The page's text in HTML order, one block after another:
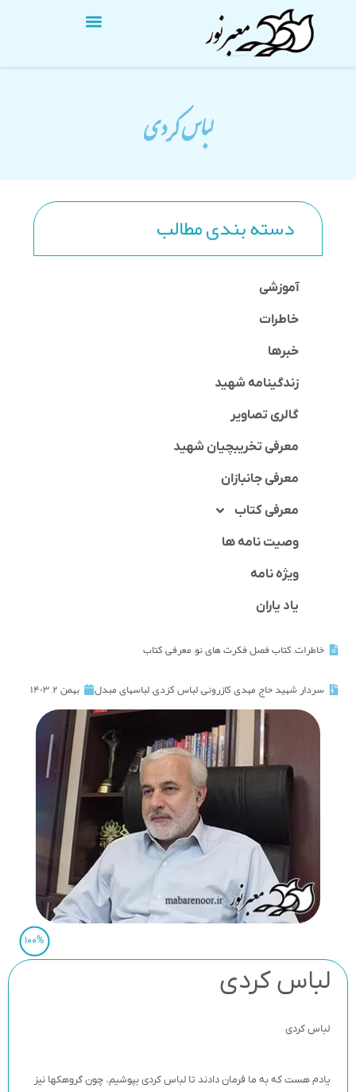
لباس کردی
دسته بندی مطالب
آموزشی
خاطرات
خبرها
زندگینامه شهید
گالری تصاویر
معرفی تخریبچیان شهید
معرفی جانبازان
معرفی کتاب
وصیت نامه ها
ویژه نامه
یاد یاران
خاطرات,کتاب فصل فکرت های نو,معرفی کتاب
سردار شهید حاج مهدی کازرونی,لباس کزدی,لباسهای مبدل بهمن ۲, ۱۴۰۳
100%
لباس کردی
لباس کردی
یادم هست که به ما فرمان دادند تا لباس کردی بپوشیم. چون گروهک­ها نیز